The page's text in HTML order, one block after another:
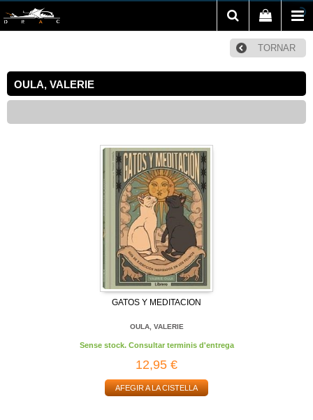
TORNAR
OULA, VALERIE
GATOS Y MEDITACION
OULA, VALERIE
Sense stock. Consultar terminis d'entrega
12,95 €
AFEGIR A LA CISTELLA